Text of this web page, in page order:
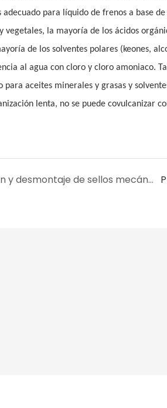
para líquido de frenos a base
la mayoría de los ácidos
de los solventes polares (keones,
al agua con cloro y cloro amoniaco.
aceites minerales y grasas y
lenta, no se puede covulcanizar
Instalación y desmontaje de sellos mecánicos